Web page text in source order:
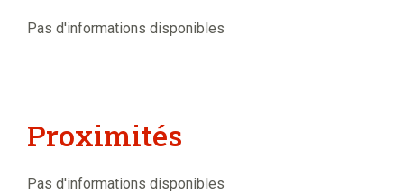
Pas d'informations disponibles
Proximités
Pas d'informations disponibles